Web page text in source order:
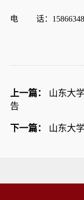
电 话：
上一篇：
山东大
告
下一篇： 山东大